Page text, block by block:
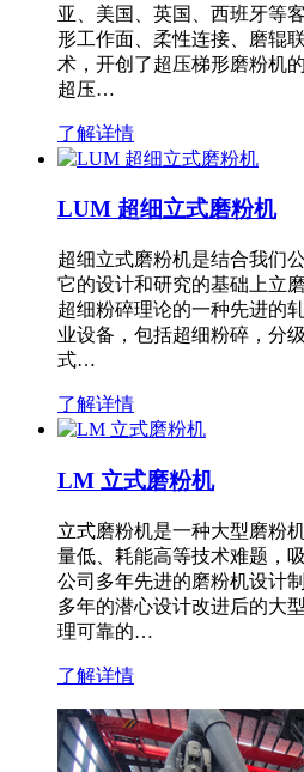
亚、美国、英国、西班牙等
形工作面、柔性连接、磨辊
术，开创了超压梯形磨粉机
超压…
了解详情
LUM 超细立式磨粉机
超细立式磨粉机是结合我们
它的设计和研究的基础上立
超细粉碎理论的一种先进的
业设备，包括超细粉碎，分
式…
了解详情
LM 立式磨粉机
立式磨粉机是一种大型磨粉
量低、耗能高等技术难题，
公司多年先进的磨粉机设计
多年的潜心设计改进后的大
理可靠的…
了解详情